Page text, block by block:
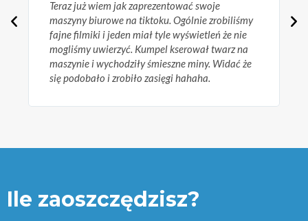
Teraz już wiem jak zaprezentować swoje
maszyny biurowe na tiktoku. Ogólnie zrobiliśmy
fajne filmiki i jeden miał tyle wyświetleń że nie
mogliśmy uwierzyć. Kumpel kserował twarz na
maszynie i wychodziły śmieszne miny. Widać że
się podobało i zrobiło zasięgi hahaha.
Ile zaoszczędzisz?